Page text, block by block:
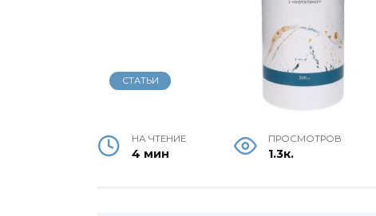
СТАТЬИ
НА ЧТЕНИЕ
4 мин
ПРОСМОТРОВ
1.3к.